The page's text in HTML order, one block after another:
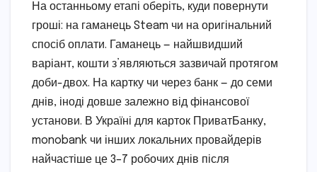
На останньому етапі оберіть, куди повернути
гроші: на гаманець Steam чи на оригінальний
спосіб оплати. Гаманець — найшвидший
варіант, кошти з’являються зазвичай протягом
доби-двох. На картку чи через банк — до семи
днів, іноді довше залежно від фінансової
установи. В Україні для карток ПриватБанку,
monobank чи інших локальних провайдерів
найчастіше це 3–7 робочих днів після